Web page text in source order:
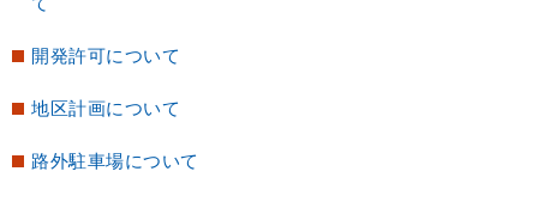
開発許可について
地区計画について
路外駐車場について